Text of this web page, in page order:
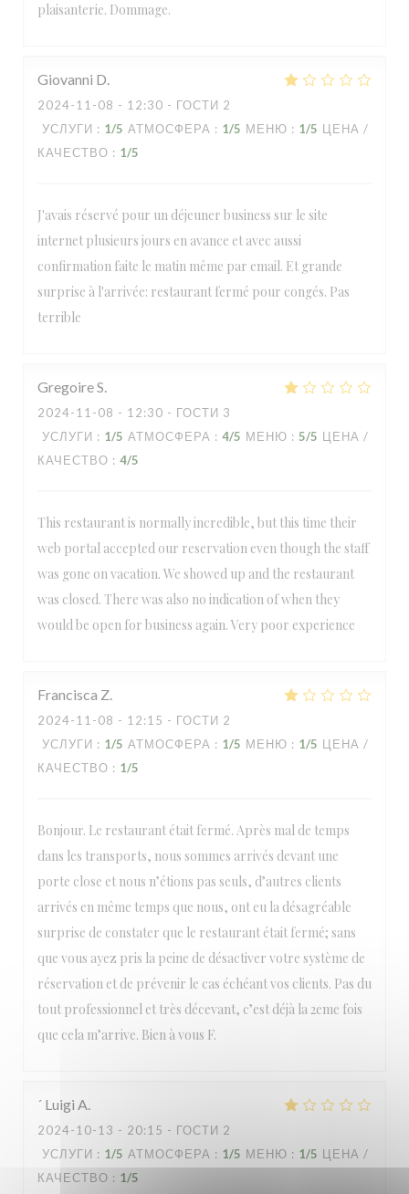
plaisanterie. Dommage.
Giovanni D
2024-11-08 - 12:30 - ГОСТИ 2
УСЛУГИ : 1/5 АТМОСФЕРА : 1/5 МЕНЮ : 1/5 ЦЕНА /
КАЧЕСТВО : 1/5
J'avais réservé pour un déjeuner business sur le site
internet plusieurs jours en avance et avec aussi
confirmation faite le matin même par email. Et grande
surprise à l'arrivée: restaurant fermé pour congés. Pas
terrible
GregoireS
2024-11-08 - 12:30 - ГОСТИ 3
УСЛУГИ : 1/5 АТМОСФЕРА : 4/5 МЕНЮ : 5/5 ЦЕНА /
КАЧЕСТВО : 4/5
This restaurant is normally incredible, but this time their
web portal accepted our reservation even though the staff
was gone on vacation. We showed up and the restaurant
was closed. There was also no indication of when they
would be open for business again. Very poor experience
Francisca Z
2024-11-08 - 12:15 - ГОСТИ 2
УСЛУГИ : 1/5 АТМОСФЕРА : 1/5 МЕНЮ : 1/5 ЦЕНА /
КАЧЕСТВО : 1/5
Bonjour. Le restaurant était fermé. Après mal de temps
dans les transports, nous sommes arrivés devant une
porte close et nous n’étions pas seuls, d’autres clients
arrivés en même temps que nous, ont eu la désagréable
surprise de constater que le restaurant était fermé; sans
que vous ayez pris la peine de désactiver votre système de
réservation et de prévenir le cas échéant vos clients. Pas du
tout professionnel et très décevant, c’est déjà la 2eme fois
que cela m’arrive. Bien à vous F.
´ Luigi A
2024-10-13 - 20:15 - ГОСТИ 2
УСЛУГИ : 1/5 АТМОСФЕРА : 1/5 МЕНЮ : 1/5 ЦЕНА /
КАЧЕСТВО : 1/5